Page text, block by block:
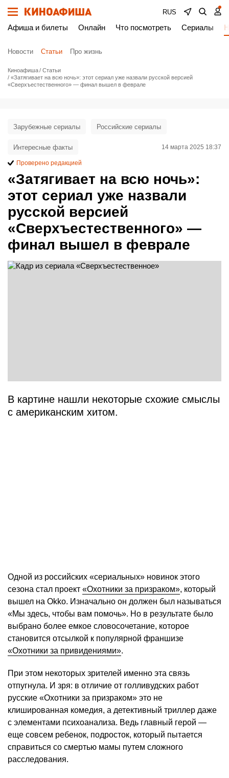
RUS
Афиша и билеты Онлайн Что посмотреть Сериалы
Новости Статьи Про жизнь
Киноафиша
Статьи
«Затягивает на всю ночь»: этот сериал уже назвали русской версией
«Сверхъестественного» — финал вышел в феврале
«Затягивает на всю ночь»:
этот сериал уже назвали
русской версией
«Сверхъестественного» —
финал вышел в феврале
Зарубежные сериалы Российские сериалы
Интересные факты 14 марта 2025 18:37
Проверено редакцией
В картине нашли некоторые схожие смыслы
с американским хитом.
Одной из российских «сериальных» новинок этого
сезона стал проект «Охотники за призраком», который
вышел на Okko. Изначально он должен был называться
«Мы здесь, чтобы вам помочь». Но в результате было
выбрано более емкое словосочетание, которое
становится отсылкой к популярной франшизе
«Охотники за привидениями».
При этом некоторых зрителей именно эта связь
отпугнула. И зря: в отличие от голливудских работ
русские «Охотники за призраком» это не
клишированная комедия, а детективный триллер даже
с элементами психоанализа. Ведь главный герой —
еще совсем ребенок, подросток, который пытается
справиться со смертью мамы путем сложного
расследования.